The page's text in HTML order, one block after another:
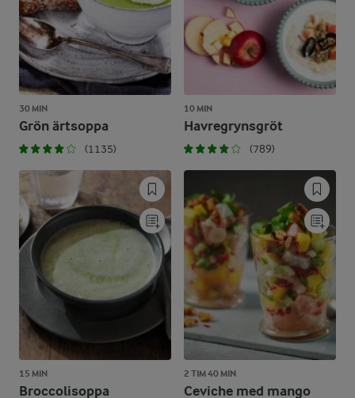
30 MIN
Grön ärtsoppa
(1135)
10 MIN
Havregrynsgröt
(789)
15 MIN
Broccolisoppa
2 TIM 40 MIN
Ceviche med mango